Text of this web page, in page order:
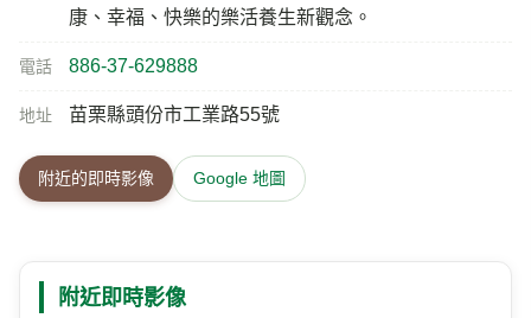
康、幸福、快樂的樂活養生新觀念。
電話 886-37-629888
地址 苗栗縣頭份市工業路55號
附近的即時影像 Google 地圖
附近即時影像